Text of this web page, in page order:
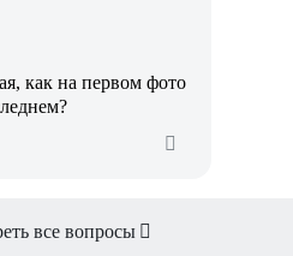
как на первом фото
все вопросы